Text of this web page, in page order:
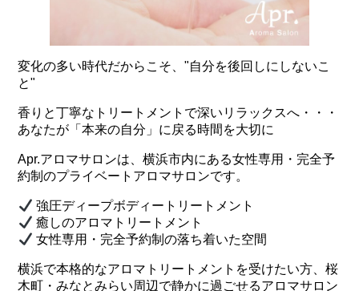
変化の多い時代だからこそ、"自分を後回しにしないこ
と"
香りと丁寧なトリートメントで深いリラックスへ・・・
あなたが「本来の自分」に戻る時間を大切に
Apr.アロマサロンは、横浜市内にある女性専用・完全予
約制のプライベートアロマサロンです。
強圧ディープボディートリートメント
癒しのアロマトリートメント
女性専用・完全予約制の落ち着いた空間
横浜で本格的なアロマトリートメントを受けたい方、桜
木町・みなとみらい周辺で静かに過ごせるアロマサロン